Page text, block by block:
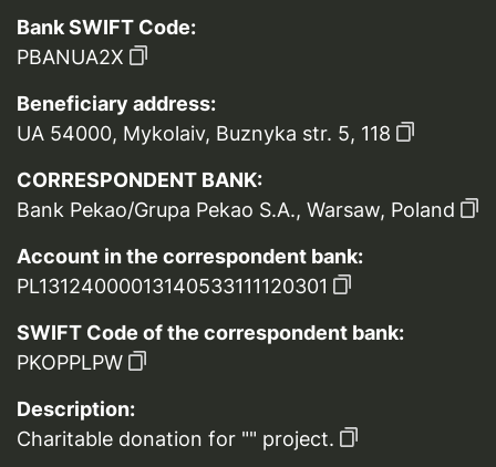
Bank SWIFT Code:
PBANUA2X
Beneficiary address:
UA 54000, Mykolaiv, Buznyka str. 5, 118
CORRESPONDENT BANK:
Bank Pekao/Grupa Pekao S.A., Warsaw, Poland
Account in the correspondent bank:
PL13124000013140533111120301
SWIFT Code of the correspondent bank:
PKOPPLPW
Description:
Charitable donation for "" project.